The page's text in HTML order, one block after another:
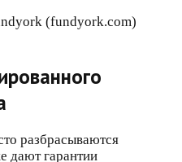
разбрасываются
дают гарантии